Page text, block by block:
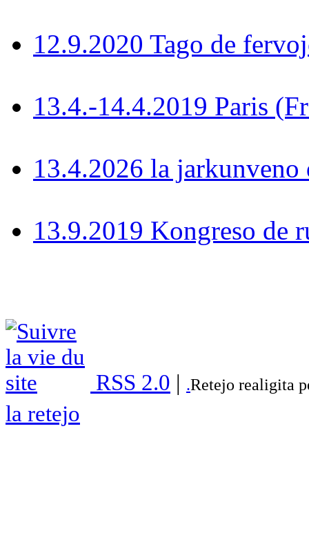
12.9.2020 Tago de
13.4.-14.4.2019 Paris
13.4.2026 la jarkunveno
13.9.2019 Kongreso de
RSS 2.0 | .Retejo realigita
la retejo